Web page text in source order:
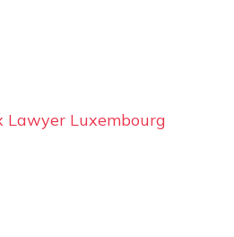
Lawyer Luxembourg